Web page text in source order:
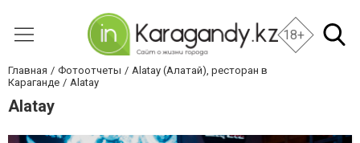
18+
Главная Фотоотчеты
Alatay (Алатай), ресторан в
Караганде
Alatay
Alatay